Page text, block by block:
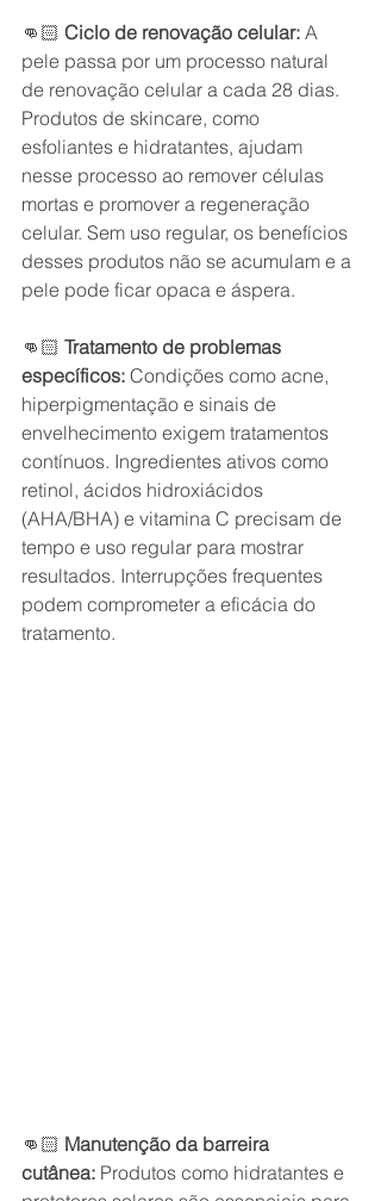
👊🏻 Ciclo de renovação celular: A
pele passa por um processo natural
de renovação celular a cada 28 dias.
Produtos de skincare, como
esfoliantes e hidratantes, ajudam
nesse processo ao remover células
mortas e promover a regeneração
celular. Sem uso regular, os benefícios
desses produtos não se acumulam e a
pele pode ficar opaca e áspera.
👊🏻 Tratamento de problemas
específicos: Condições como acne,
hiperpigmentação e sinais de
envelhecimento exigem tratamentos
contínuos. Ingredientes ativos como
retinol, ácidos hidroxiácidos
(AHA/BHA) e vitamina C precisam de
tempo e uso regular para mostrar
resultados. Interrupções frequentes
podem comprometer a eficácia do
tratamento.
👊🏻 Manutenção da barreira
cutânea: Produtos como hidratantes e